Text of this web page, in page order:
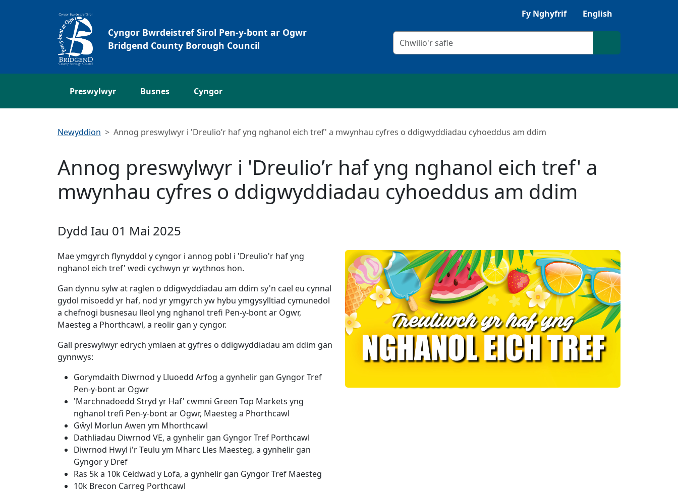
Gwrandewch gyda Browsealoud
Fy Nghyfrif English
Cyngor Bwrdeistref Sirol Pen-y-bont ar Ogwr
Bridgend County Borough Council
Meini prawf chwilio
Chwilio'r safle
Preswylwyr Busnes Cyngor
Newyddion Annog preswylwyr i 'Dreulio’r haf yng nghanol eich tref' a mwynhau cyfres o ddigwyddiadau cyhoeddus am ddim
Annog preswylwyr i 'Dreulio’r haf yng nghanol eich tref' a
mwynhau cyfres o ddigwyddiadau cyhoeddus am ddim
Dydd Iau 01 Mai 2025
Mae ymgyrch flynyddol y cyngor i annog pobl i 'Dreulio'r haf yng
nghanol eich tref' wedi cychwyn yr wythnos hon.
Gan dynnu sylw at raglen o ddigwyddiadau am ddim sy'n cael eu cynnal
gydol misoedd yr haf, nod yr ymgyrch yw hybu ymgysylltiad cymunedol
a chefnogi busnesau lleol yng nghanol trefi Pen-y-bont ar Ogwr,
Maesteg a Phorthcawl, a reolir gan y cyngor.
Gall preswylwyr edrych ymlaen at gyfres o ddigwyddiadau am ddim gan
gynnwys:
Gorymdaith Diwrnod y Lluoedd Arfog a gynhelir gan Gyngor Tref
Pen-y-bont ar Ogwr
'Marchnadoedd Stryd yr Haf' cwmni Green Top Markets yng
nghanol trefi Pen-y-bont ar Ogwr, Maesteg a Phorthcawl
Gŵyl Morlun Awen ym Mhorthcawl
Dathliadau Diwrnod VE, a gynhelir gan Gyngor Tref Porthcawl
Diwrnod Hwyl i'r Teulu ym Mharc Lles Maesteg, a gynhelir gan
Gyngor y Dref
Ras 5k a 10k Ceidwad y Lofa, a gynhelir gan Gyngor Tref Maesteg
10k Brecon Carreg Porthcawl